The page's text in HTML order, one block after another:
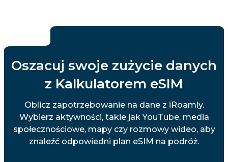
Oszacuj swoje zużycie danych
z Kalkulatorem eSIM
Oblicz zapotrzebowanie na dane z iRoamly.
Wybierz aktywności, takie jak YouTube, media
społecznościowe, mapy czy rozmowy wideo, aby
znaleźć odpowiedni plan eSIM na podróż.